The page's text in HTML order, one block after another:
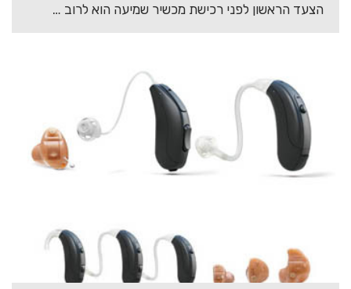
הצעד הראשון לפני רכישת מכשיר שמיעה הוא לרוב הקשה ביותר, רבים מהאנשים הזקוקים למכשיר שמיעה…